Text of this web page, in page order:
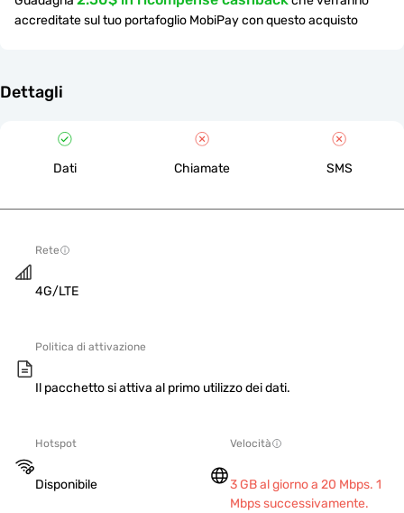
accreditate sul tuo portafoglio MobiPay con questo acquisto
Dettagli
Dati Chiamate SMS
Rete
4G/LTE
Politica di attivazione
Il pacchetto si attiva al primo utilizzo dei dati.
Hotspot
Disponibile
Velocità
3 GB al giorno a 20 Mbps. 1
Mbps successivamente.